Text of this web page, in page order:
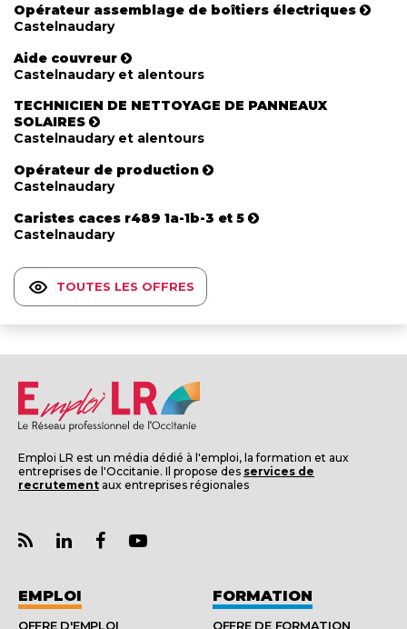
Opérateur assemblage de boîtiers électriques
Castelnaudary
Aide couvreur
Castelnaudary et alentours
TECHNICIEN DE NETTOYAGE DE PANNEAUX
SOLAIRES
Castelnaudary et alentours
Opérateur de production
Castelnaudary
Caristes caces r489 1a-1b-3 et 5
Castelnaudary
TOUTES LES OFFRES
Emploi LR est un média dédié à l'emploi, la formation et aux
entreprises de l'Occitanie. Il propose des services de
recrutement aux entreprises régionales
EMPLOI
OFFRE D'EMPLOI
FORMATION
OFFRE DE FORMATION